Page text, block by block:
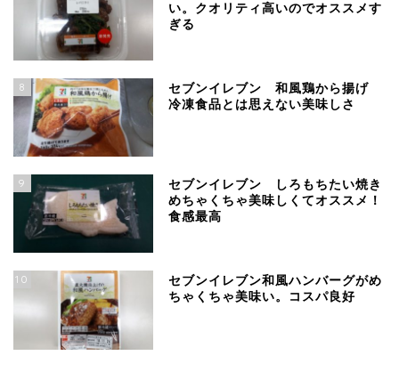
い。クオリティ高いのでオススメす
ぎる
8
セブンイレブン 和風鶏から揚げ
冷凍食品とは思えない美味しさ
9
セブンイレブン しろもちたい焼き
めちゃくちゃ美味しくてオススメ！
食感最高
10
セブンイレブン和風ハンバーグがめ
ちゃくちゃ美味い。コスパ良好